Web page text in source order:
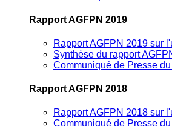
Rapport AGFPN 2019
Rapport AGFPN 2019 sur
Synthèse du rapport
Communiqué de Presse
Rapport AGFPN 2018
Rapport AGFPN 2018 sur
Communiqué de Presse